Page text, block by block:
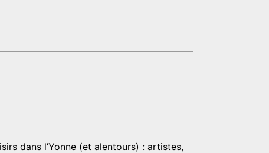
dans l’Yonne (et alentours) : artistes,